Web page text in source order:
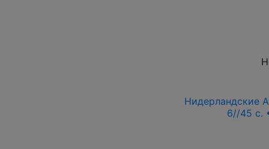
Нидерландские
6//45 c.